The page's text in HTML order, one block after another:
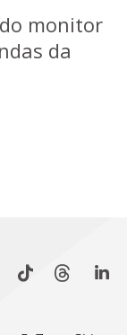
monitor
da